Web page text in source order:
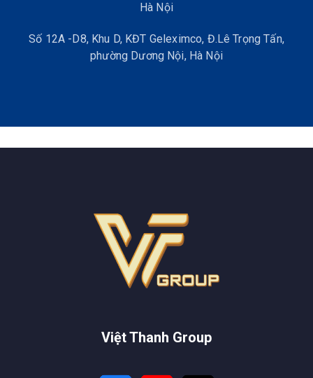
Hà Nội
Số 12A -D8, Khu D, KĐT Geleximco, Đ.Lê Trọng Tấn,
phường Dương Nội, Hà Nội
Việt Thanh Group